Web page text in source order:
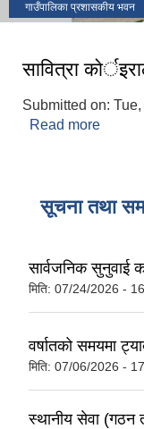
गाउँपालिका प्रशासकीय भवन
सावित्रा
Submitted on:
Read more
सूचना तथा
सार्वजनिक सुनुवाई
मिति: 07/24/2026 -
वर्षातको समयमा
मिति: 07/06/2026 -
स्थानीय सेवा (गठन